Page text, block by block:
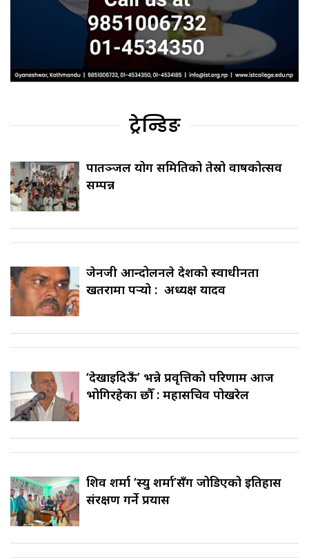
ट्रेन्डिङ
पातञ्जल योग समितिको तेस्रो वार्षिकोत्सव
सम्पन्न
जेनजी आन्दोलनले देशको स्वाधीनता
खतरामा पर्‍यो : अध्यक्ष यादव
‘देखाइदिऊँ’ भन्ने प्रवृत्तिको परिणाम आज
भोगिरहेका छौँ : महासचिव पोखरेल
शिव शर्मा ‘स्यु शर्मा’सँग जोडिएको इतिहास
संरक्षण गर्ने प्रयास